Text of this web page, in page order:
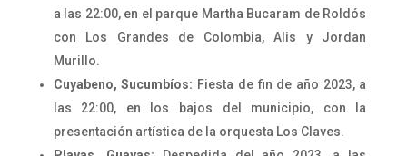
a las 22:00, en el parque Martha Bucaram de Roldós
con Los Grandes de Colombia, Alis y Jordan
Murillo.
Cuyabeno, Sucumbíos: Fiesta de fin de año 2023, a
las 22:00, en los bajos del municipio, con la
presentación artística de la orquesta Los Claves.